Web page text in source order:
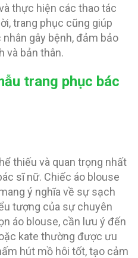
thực hiện các thao tác
trang phục cũng giúp
gây bệnh, đảm bảo
và bản thân.
trang phục bác
thiếu và quan trọng nhất
sĩ nữ. Chiếc áo blouse
ý nghĩa về sự sạch
tượng của sự chuyên
áo blouse, cần lưu ý đến
kate thường được ưu
hút mồ hôi tốt, tạo cảm